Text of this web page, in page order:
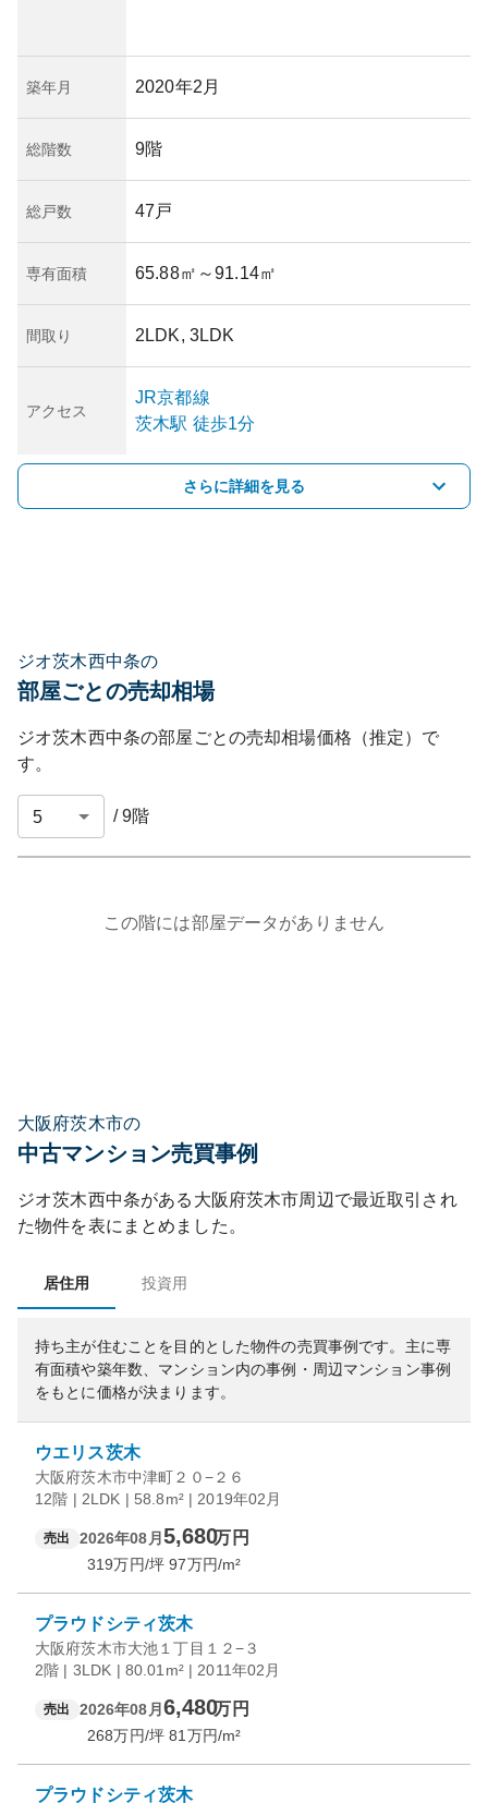
築年月 2020年2月
総階数 9階
総戸数 47戸
専有面積 65.88㎡ ～91.14㎡
間取り 2LDK, 3LDK
アクセス
JR京都線
茨木駅 徒歩1分
さらに詳細を見る
ジオ茨木西中条の
部屋ごとの売却相場
ジオ茨木西中条の部屋ごとの売却相場価格（推定）で
す。
/9階
この階には部屋データがありません
大阪府茨木市の
中古マンション売買事例
ジオ茨木西中条がある 大阪府茨木市周辺で最近取引され
た物件を表にまとめました。
居住用 投資用
持ち主が住むことを目的とした物件の売買事例です。 主に専
有面積や築年数、マンション内の事例・周辺マンション事例
をもとに価格が決まります。
ウエリス茨木
大阪府茨木市中津町２０−２６
12階 | 2LDK | 58.8m² | 2019年02月
売出 2026年08月 5,680万円
319万円/坪 97万円/m²
プラウドシティ茨木
大阪府茨木市大池１丁目１２−３
2階 | 3LDK | 80.01m² | 2011年02月
売出 2026年08月 6,480万円
268万円/坪 81 万円/m²
プラウドシティ茨木